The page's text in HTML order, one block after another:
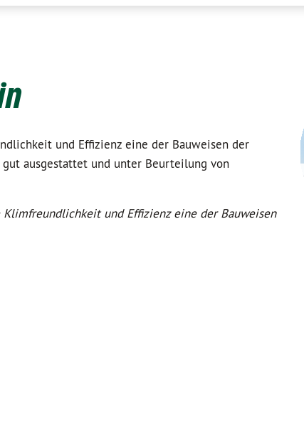
und Effizienz eine der Bauweisen der
ausgestattet und unter Beurteilung von
und Effizienz eine der Bauweisen